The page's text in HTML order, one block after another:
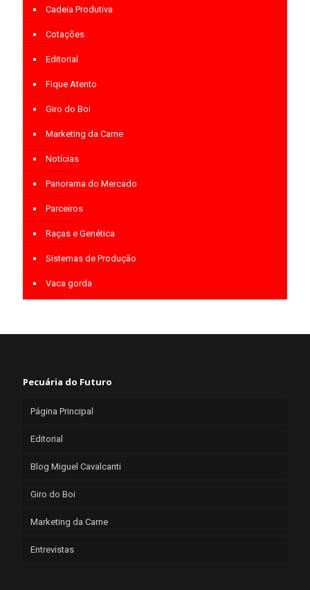
Cadeia Produtiva
Cotações
Editorial
Fique Atento
Giro do Boi
Marketing da Carne
Notícias
Panorama do Mercado
Parceiros
Raças e Genética
Sistemas de Produção
Vaca gorda
Pecuária do Futuro
Página Principal
Editorial
Blog Miguel Cavalcanti
Giro do Boi
Marketing da Carne
Entrevistas